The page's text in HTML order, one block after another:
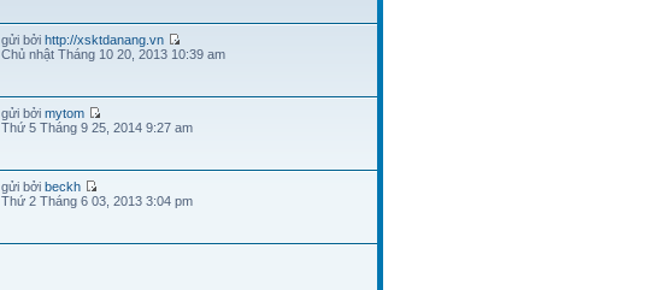
gửi bởihttp://xsktdanang.vn
Chủ nhật Tháng 10 20, 2013 10:39 am
gửi bởimytom
Thứ 5 Tháng 9 25, 2014 9:27 am
gửi bởibeckh
Thứ 2 Tháng 6 03, 2013 3:04 pm